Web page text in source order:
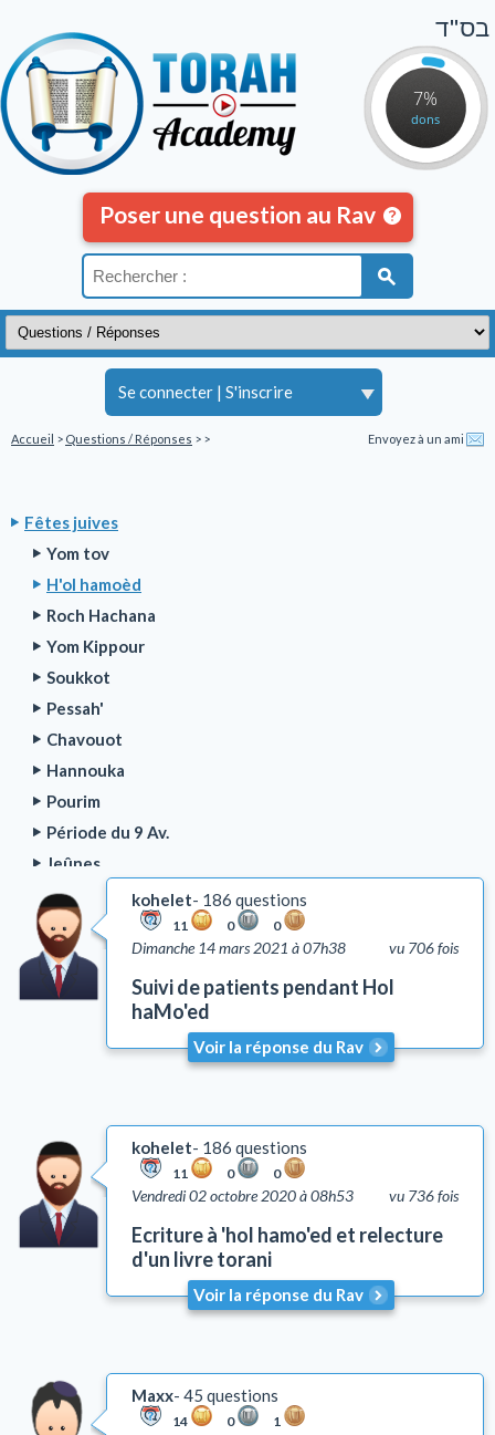
7%
dons
Se connecter | S'inscrire
בס"ד
Poser une question au Rav
Accueil > Questions / Réponses > > Envoyez à un ami
Fêtes juives
Yom tov
H'ol hamoèd
Roch Hachana
Yom Kippour
Soukkot
Pessah'
Chavouot
Hannouka
Pourim
Période du 9 Av.
Jeûnes
Période du Omer
Roch H'odech
Tou Bichvat
Chabbat
Pureté familiale
Deuil
Talith et Téfilines
Mézouza
Tsédaka et Maasser
Mitsvots en vigueur en Israël
Emouna (foi en D.)
Comportement
Honorer ses parents (Kiboud Av Vaèm)
kohelet 186 questions
11 0 0
vu 706 fois
Dimanche 14 mars 2021 à 07h38
Suivi de patients pendant Hol
haMo'ed
Voir la réponse du Rav
kohelet 186 questions
11 0 0
vu 736 fois
Vendredi 02 octobre 2020 à 08h53
Ecriture à 'hol hamo'ed et relecture
d'un livre torani
Voir la réponse du Rav
Maxx 45 questions
14 0 1